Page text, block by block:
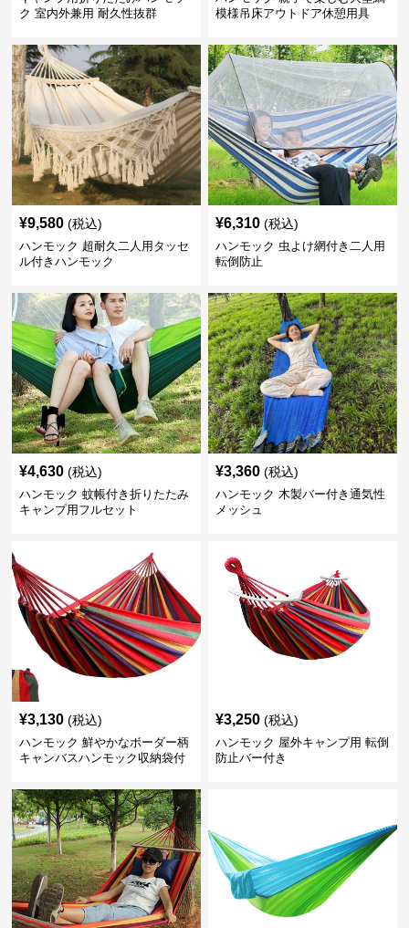
ク 室内外兼用 耐久性抜群
模様吊床アウトドア休憩用具
¥9,580 (税込)
ハンモック 超耐久二人用タッセ
ル付きハンモック
¥6,310 (税込)
ハンモック 虫よけ網付き二人用
転倒防止
¥4,630 (税込)
ハンモック 蚊帳付き折りたたみ
キャンプ用フルセット
¥3,360 (税込)
ハンモック 木製バー付き通気性
メッシュ
¥3,130 (税込)
ハンモック 鮮やかなボーダー柄
キャンバスハンモック収納袋付
¥3,250 (税込)
ハンモック 屋外キャンプ用 転倒
防止バー付き